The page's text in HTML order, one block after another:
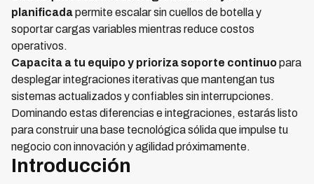
planificadapermite escalar sin cuellos de botella y
soportar cargas variables mientras reduce costos
operativos.
Capacita a tu equipo y prioriza soporte continuopara
desplegar integraciones iterativas que mantengan tus
sistemas actualizados y confiables sin interrupciones.
Dominando estas diferencias e integraciones, estarás listo
para construir una base tecnológica sólida que impulse tu
negocio con innovación y agilidad próximamente.
Introducción